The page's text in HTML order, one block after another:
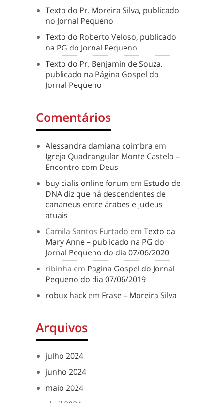
Texto do Pr. Moreira Silva, publicado
no Jornal Pequeno
Texto do Roberto Veloso, publicado
na PG do Jornal Pequeno
Texto do Pr. Benjamin de Souza,
publicado na Página Gospel do
Jornal Pequeno
Comentários
Alessandra damiana coimbra em
Igreja Quadrangular Monte Castelo –
Encontro com Deus
buy cialis online forum em Estudo de
DNA diz que há descendentes de
cananeus entre árabes e judeus
atuais
Camila Santos Furtado em Texto da
Mary Anne – publicado na PG do
Jornal Pequeno do dia 07/06/2020
ribinha em Pagina Gospel do Jornal
Pequeno do dia 07/06/2019
robux hack em Frase – Moreira Silva
Arquivos
julho 2024
junho 2024
maio 2024